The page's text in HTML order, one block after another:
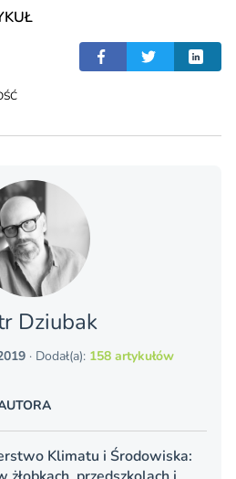
Dziubak
· Dodał(a): 158 artykułów
Klimatu i Środowiska: